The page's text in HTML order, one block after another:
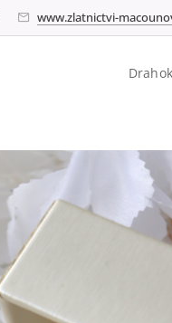
www.zlatnictvi-